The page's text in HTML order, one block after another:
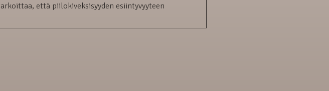
että piilokiveksisyyden esiintyvyyteen